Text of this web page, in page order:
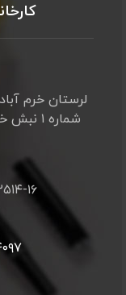
شماره ۱ نبش خیابان افتخار ۳ سپهران مهان سپهر